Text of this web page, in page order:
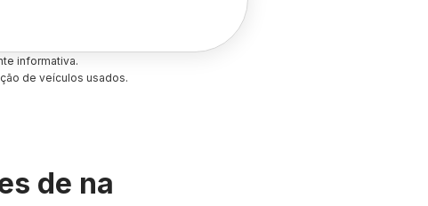
informativa.
de veículos usados.
de na